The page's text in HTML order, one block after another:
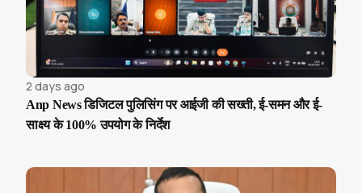
2 days ago
Anp News डिजिटल पुलिसिंग पर आईजी की सख्ती, ई-समन और ई-
साक्ष्य के 100% उपयोग के निर्देश